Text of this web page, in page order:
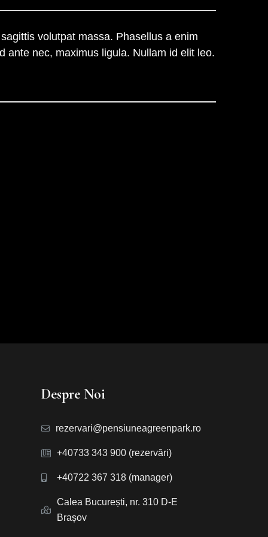
volutpat massa. Phasellus a enim
ante nec, maximus ligula. Nullam id elit leo.
Despre Noi
rezervari@pensiuneagreenpark.ro
+40733 343 900 (rezervări)
+40722 367 318 (manager)
Calea București, nr. 310 D-E
Brașov